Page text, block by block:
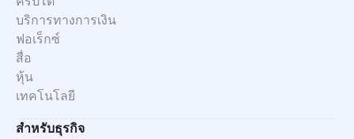
บริการทางการเงิน
ฟอเร็กซ์
สื่อ
หุ้น
เทคโนโลยี
สำหรับธุรกิจ